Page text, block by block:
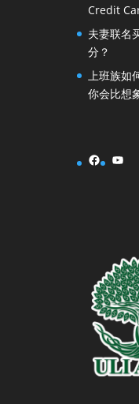
Credit
夫妻联名
分？
上班族如
你会比想
Facebook